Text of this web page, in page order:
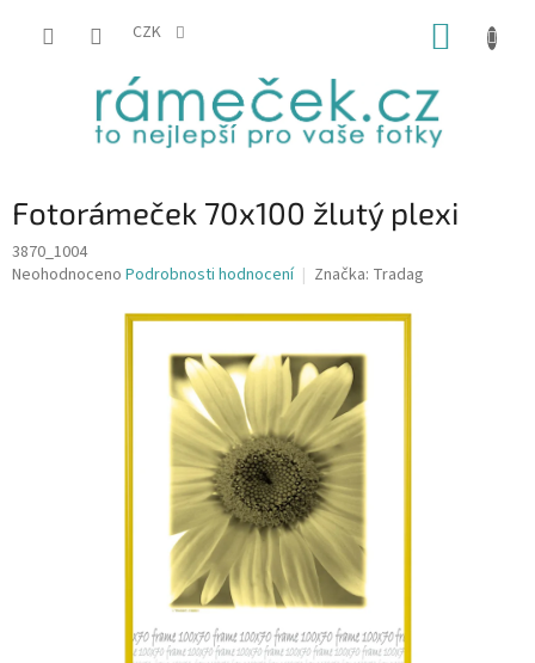
CZK
Fotorámeček 70x100 žlutý plexi
3870_1004
Průměrné
Neohodnoceno Podrobnosti hodnocení Značka: Tradag